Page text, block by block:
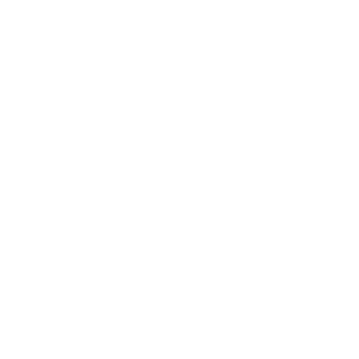
mi opravdu líbil. Maximální spokojenost s průvodcem a znalostmi. Ochota a